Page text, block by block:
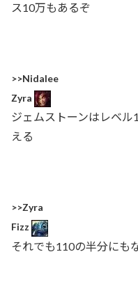
ス10万もあるぞ
>>Nidalee
Zyra
ジェムストーンはレベ
える
>>Zyra
Fizz
それでも110の半分にも